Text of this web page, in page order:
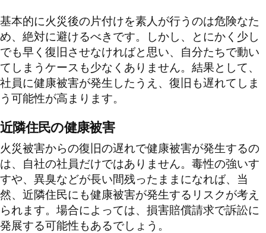
基本的に火災後の片付けを素人が行うのは危険なた
め、絶対に避けるべきです。しかし、とにかく少し
でも早く復旧させなければと思い、自分たちで動い
てしまうケースも少なくありません。結果として、
社員に健康被害が発生したうえ、復旧も遅れてしま
う可能性が高まります。
近隣住民の健康被害
火災被害からの復旧の遅れで健康被害が発生するの
は、自社の社員だけではありません。毒性の強いす
すや、異臭などが長い間残ったままになれば、当
然、近隣住民にも健康被害が発生するリスクが考え
られます。場合によっては、損害賠償請求で訴訟に
発展する可能性もあるでしょう。